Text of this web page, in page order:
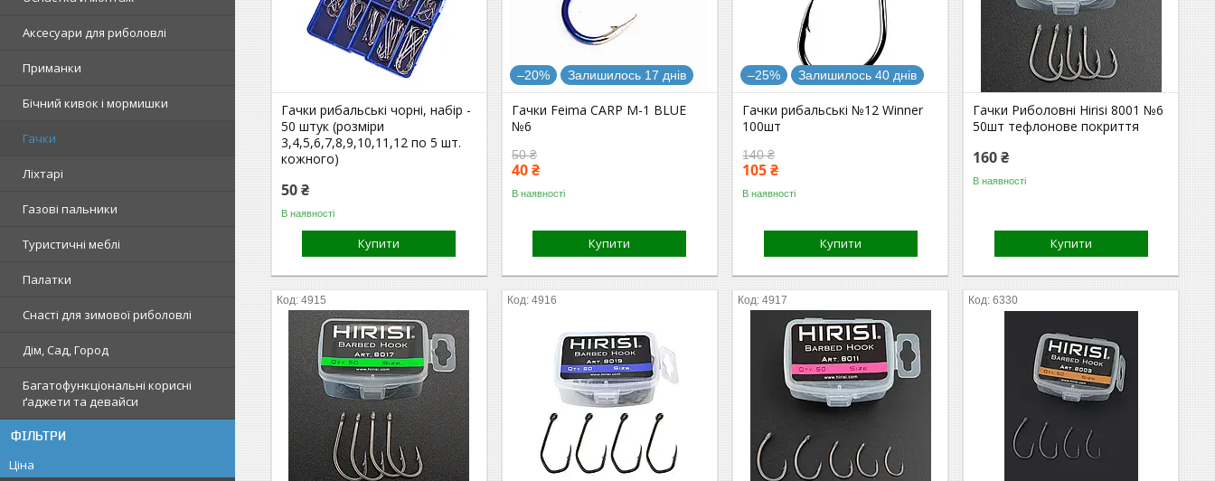
Аксесуари для риболовлі
Приманки
Бічний кивок і мормишки
Гачки
Ліхтарі
Газові пальники
Туристичні меблі
Палатки
Снасті для зимової риболовлі
Дім, Сад, Город
Багатофункціональні корисні
ґаджети та девайси
ФІЛЬТРИ
Ціна
Гачки рибальські чорні, набір -
50 штук (розміри
3,4,5,6,7,8,9,10,11,12 по 5 шт.
кожного)
50 ₴
В наявності
Купити
–20% Залишилось 17 днів
Гачки Feima CARP M-1 BLUE
№6
50 ₴
40 ₴
В наявності
Купити
–25% Залишилось 40 днів
Гачки рибальські №12 Winner
100шт
140 ₴
105 ₴
В наявності
Купити
Гачки Риболовні Hirisi 8001 №6
50шт тефлонове покриття
160 ₴
В наявності
Купити
4915 4916 4917 6330